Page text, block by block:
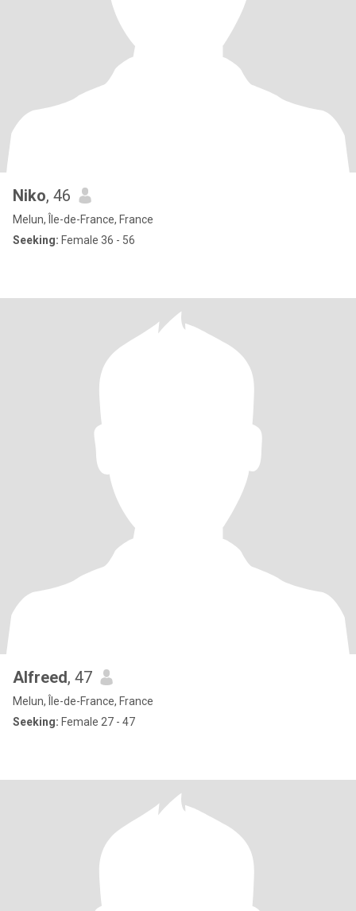
Niko, 46
Melun, Île-de-France, France
Seeking: Female 36 - 56
Alfreed, 47
Melun, Île-de-France, France
Seeking: Female 27 - 47